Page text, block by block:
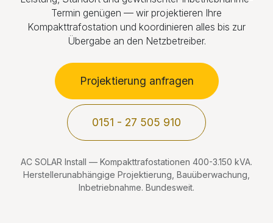
Termin genügen — wir projektieren Ihre
Kompakttrafostation und koordinieren alles bis zur
Übergabe an den Netzbetreiber.
Projektierung anfragen
0151 - 27 505 910
AC SOLAR Install — Kompakttrafostationen 400-3.150 kVA.
Herstellerunabhängige Projektierung, Bauüberwachung,
Inbetriebnahme. Bundesweit.